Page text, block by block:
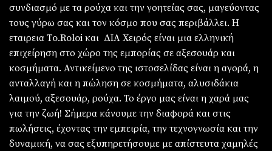
συνδιασμό με τα ρούχα και την γοητείας σας, μαγεύοντας
τους γύρω σας και τον κόσμο που σας περιβάλλει. Η
εταιρεια To.Roloi και ΔΙΑ Χειρός είναι μια ελληνική
επιχείρηση στο χώρο της εμπορίας σε αξεσουάρ και
κοσμήματα. Αντικείμενο της ιστοσελίδας είναι η αγορά, η
ανταλλαγή και η πώληση σε κοσμήματα, αλυσιδάκια
λαιμού, αξεσουάρ, ρούχα. Το έργο μας είναι η χαρά μας
για την ζωή! Σήμερα κάνουμε την διαφορά και στις
πωλήσεις, έχοντας την εμπειρία, την τεχνογνωσία και την
δυναμική, να σας εξυπηρετήσουμε με απίστευτα χαμηλές